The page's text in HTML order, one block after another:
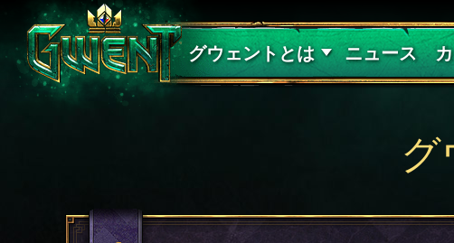
グウェントとは
サポート
ニュース
グ